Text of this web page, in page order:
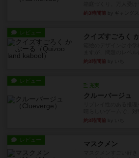
約3時間前
レビュー クイズすごろく
約3時間前
レビュー
充実
クルーバージュ
約3時間前
レビュー マスクメン